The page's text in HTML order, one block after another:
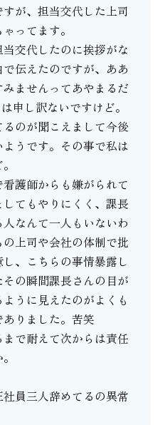
が、担当交代した上司
ってます。
交代したのに挨拶がな
伝えたのですが、ああ
ませんってあやまるだ
申し訳ないですけど。
のが聞こえまして今後
うです。その事で私は
護師からも嫌がられて
てもやりにくく、課長
なんて一人もいないわ
上司や会社の体制で批
、こちらの事情暴露し
の瞬間課長さんの目が
うに見えたのがよくも
りました。苦笑
で耐えて次からは責任
員三人辞めてるの異常